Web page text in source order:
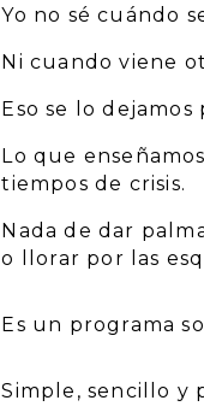
Yo no sé cuándo
Ni cuando viene
Eso se lo dejamos
Lo que
tiempos de crisis.
Nada de dar
o llorar por las
Es un programa
Simple, sencillo y